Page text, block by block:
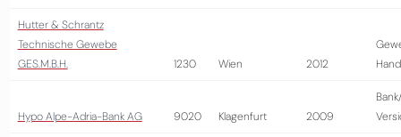
Hutter & Schrantz
Technische Gewebe
GES.M.B.H.
1230 Wien 2012
Hypo Alpe-Adria-Bank AG 9020 Klagenfurt 2009
Bank/